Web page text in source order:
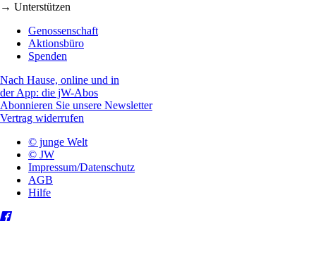
→ Unterstützen
Genossenschaft
Aktionsbüro
Spenden
Nach Hause, online und in
der App: die jW-Abos
Abonnieren Sie unsere Newsletter
Vertrag widerrufen
© junge Welt
© JW
Impressum/Datenschutz
AGB
Hilfe